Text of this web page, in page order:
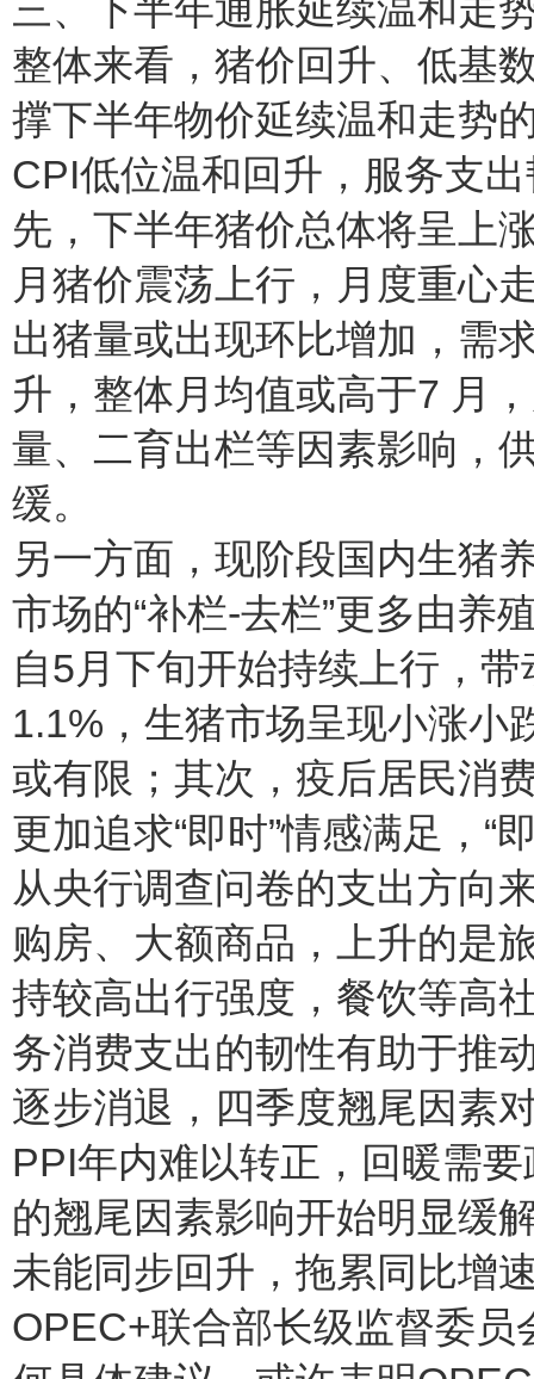
三、下半年通胀延续温和走
整体来看，猪价回升、低基
撑下半年物价延续温和走势
CPI低位温和回升，服务支
先，下半年猪价总体将呈上
月猪价震荡上行，月度重心
出猪量或出现环比增加，需
升，整体月均值或高于7 月
量、二育出栏等因素影响，
缓。
另一方面，现阶段国内生猪
市场的“补栏-去栏”更多由养
自5月下旬开始持续上行，
1.1%，生猪市场呈现小涨小
或有限；其次，疫后居民消
更加追求“即时”情感满足，“
从央行调查问卷的支出方向
购房、大额商品，上升的是
持较高出行强度，餐饮等高
务消费支出的韧性有助于推
逐步消退，四季度翘尾因素
PPI年内难以转正，回暖需
的翘尾因素影响开始明显缓
未能同步回升，拖累同比增
OPEC+联合部长级监督委